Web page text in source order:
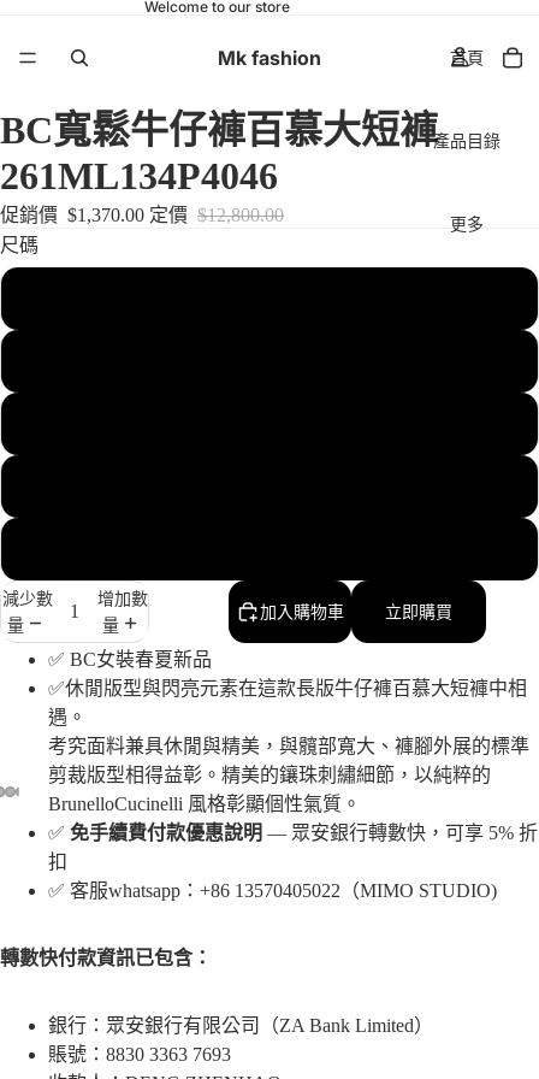
Welcome to our store
Mk fashion 首頁
產品目錄
更多
BC寬鬆牛仔褲百慕大短褲
261ML134P4046
促銷價 $1,370.00 定價 $12,800.00
尺碼
減少數
量
增加數
量
加入購物車 立即購買
✅ BC女裝春夏新品
✅休閒版型與閃亮元素在這款長版牛仔褲百慕大短褲中相
遇。
考究面料兼具休閒與精美，與髖部寬大、褲腳外展的標準
剪裁版型相得益彰。精美的鑲珠刺繡細節，以純粹的
BrunelloCucinelli 風格彰顯個性氣質。
✅ 免手續費付款優惠說明 — 眾安銀行轉數快，可享 5% 折
扣
✅ 客服whatsapp：+86 13570405022（MIMO STUDIO)
轉數快付款資訊已包含：
銀行：眾安銀行有限公司（ZA Bank Limited）
賬號：8830 3363 7693